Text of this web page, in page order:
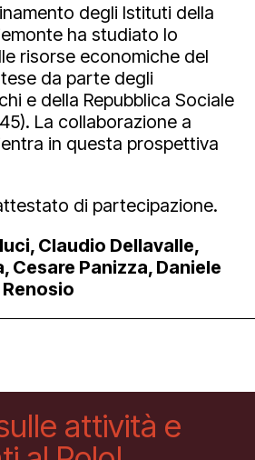
degli Istituti della
ha studiato lo
risorse economiche del
da parte degli
e della Repubblica Sociale
La collaborazione a
in questa prospettiva
di partecipazione.
Claudio Dellavalle,
Cesare Panizza, Daniele
attività e